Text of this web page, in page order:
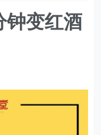
钟变红酒